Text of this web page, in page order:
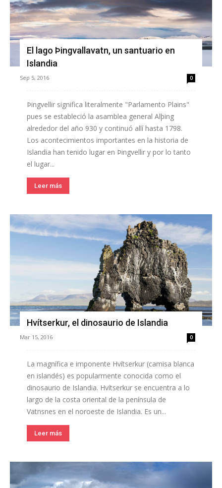
El lago Þingvallavatn, un santuario en
Islandia
Sep 5, 2016 0
Þingvellir significa literalmente "Parlamento Plains"
pues se estableció la asamblea general Alþing
alrededor del año 930 y continuó allí hasta 1798.
Los acontecimientos importantes en la historia de
Islandia han tenido lugar en Þingvellir y por lo tanto
el lugar...
Leer más
Hvítserkur, el dinosaurio de Islandia
Mar 15, 2016 0
La magnífica e imponente Hvítserkur (camisa blanca
en islandés) es popularmente conocida como el
dinosaurio de Islandia. Hvítserkur se encuentra a lo
largo de la costa oriental de la península de
Vatnsnes en el noroeste de Islandia. Es un...
Leer más